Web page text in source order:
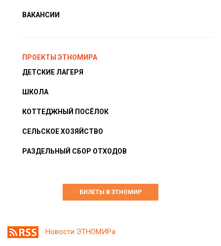
ВАКАНСИИ
ПРОЕКТЫ ЭТНОМИРА
ДЕТСКИЕ ЛАГЕРЯ
ШКОЛА
КОТТЕДЖНЫЙ ПОСЁЛОК
СЕЛЬСКОЕ ХОЗЯЙСТВО
РАЗДЕЛЬНЫЙ СБОР ОТХОДОВ
БИЛЕТЫ В ЭТНОМИР
Новости ЭТНОМИРа